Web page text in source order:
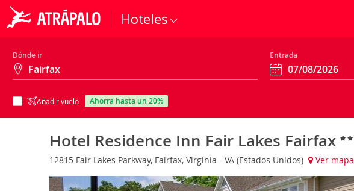
Hoteles
Dónde ir Entrada
Añadir vuelo ahorra hasta un 20%
Hotel Residence Inn Fair Lakes Fairfax
12815 Fair Lakes Parkway, Fairfax, Virginia - VA (Estados Unidos) Ver mapa